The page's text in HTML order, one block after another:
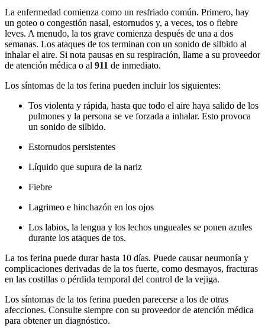
La enfermedad comienza como un resfriado común. Primero, hay
un goteo o congestión nasal, estornudos y, a veces, tos o fiebre
leves. A menudo, la tos grave comienza después de una a dos
semanas. Los ataques de tos terminan con un sonido de silbido al
inhalar el aire. Si nota pausas en su respiración, llame a su proveedor
de atención médica o al 911 de inmediato.
Los síntomas de la tos ferina pueden incluir los siguientes:
Tos violenta y rápida, hasta que todo el aire haya salido de los
pulmones y la persona se ve forzada a inhalar. Esto provoca
un sonido de silbido.
Estornudos persistentes
Líquido que supura de la nariz
Fiebre
Lagrimeo e hinchazón en los ojos
Los labios, la lengua y los lechos ungueales se ponen azules
durante los ataques de tos.
La tos ferina puede durar hasta 10 días. Puede causar neumonía y
complicaciones derivadas de la tos fuerte, como desmayos, fracturas
en las costillas o pérdida temporal del control de la vejiga.
Los síntomas de la tos ferina pueden parecerse a los de otras
afecciones. Consulte siempre con su proveedor de atención médica
para obtener un diagnóstico.